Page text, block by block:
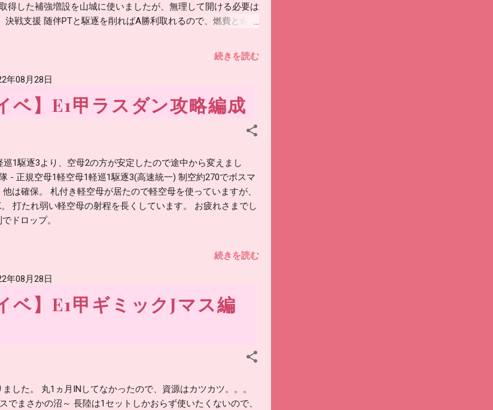
得した補強増設を山城に使いましたが、無理して開ける必要は
決戦支援 随伴PTと駆逐を削ればA勝利取れるので、燃費と命中
電探4個づつでもよかったかも。 キラは旗艦のみ。 決戦支援2
支援だけでA勝利確定になる確率が格段にあがる模様なのでお勧
続きを読む
年08月28日
ベ】E1甲ラスダン攻略編成
巡1駆逐3より、空母2の方が安定したので途中から変えまし
- 正規空母1軽空母1軽巡1駆逐3(高速統一) 制空約270でボスマ
は確保。 札付き軽空母が居たので軽空母を使っていますが、
打たれ弱い軽空母の射程を長くしています。 お疲れさまでし
ドロップ。
続きを読む
年08月28日
ベ】E1甲ギミックJマス編
した。 丸1ヵ月INしてなかったので、資源はカツカツ。。。
でまさかの沼～ 長陸は1セットしかおらず使いたくないので、